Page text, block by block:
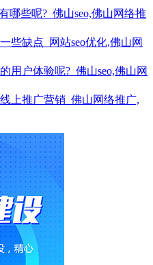
哪些呢?_佛山seo,佛山网络推
些缺点_网站seo优化,佛山网
用户体验呢?_佛山seo,佛山网
上推广营销_佛山网络推广,